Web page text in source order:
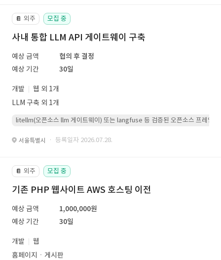
📔 외주 모집 중
사내 통합 LLM API 게이트웨이 구축
예상 금액
협의 후 결정
예상 기간
30일
개발
웹 외 1개
LLM 구축 외 1개
litellm(오픈소스 llm 게이트웨이) 또는 langfuse 등 검증된 오픈소스 프레임워
서울특별시 · 등록일자 2026.07.28.
📔 외주 모집 중
기존 PHP 웹사이트 AWS 호스팅 이전
예상 금액
1,000,000원
예상 기간
30일
개발
웹
홈페이지ㆍ게시판